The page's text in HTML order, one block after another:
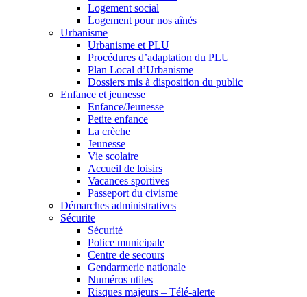
Logement social
Logement pour nos aînés
Urbanisme
Urbanisme et PLU
Procédures d’adaptation du PLU
Plan Local d’Urbanisme
Dossiers mis à disposition du public
Enfance et jeunesse
Enfance/Jeunesse
Petite enfance
La crèche
Jeunesse
Vie scolaire
Accueil de loisirs
Vacances sportives
Passeport du civisme
Démarches administratives
Sécurite
Sécurité
Police municipale
Centre de secours
Gendarmerie nationale
Numéros utiles
Risques majeurs – Télé-alerte